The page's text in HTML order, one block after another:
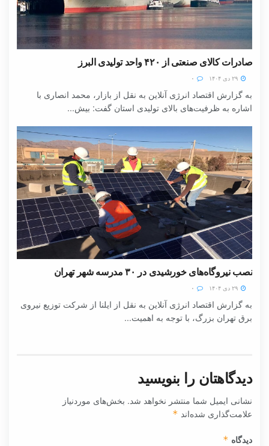
صادرات کالای صنعتی از ۴۲۰ واحد تولیدی البرز
به گزارش اقتصاد انرژی آنلاین به نقل از بازار، محمد انصاری با
اشاره به ظرفیت‌های بالای تولیدی استان گفت: بیش...
نصب نیروگاه‌های خورشیدی در ۳۰ مدرسه شهر تهران
به گزارش اقتصاد انرژی آنلاین به نقل از ایلنا از شرکت توزیع نیروی
برق تهران بزرگ، با توجه به اهمیت...
دیدگاهتان را بنویسید
نشانی ایمیل شما منتشر نخواهد شد. بخش‌های موردنیاز
علامت‌گذاری شده‌اند *
دیدگاه *